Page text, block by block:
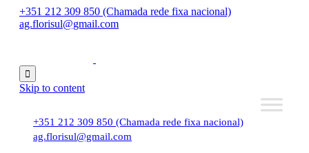
+351 212 309 850 (Chamada rede fixa nacional)
ag.florisul@gmail.com

Skip to content
+351 212 309 850 (Chamada rede fixa nacional)
ag.florisul@gmail.com